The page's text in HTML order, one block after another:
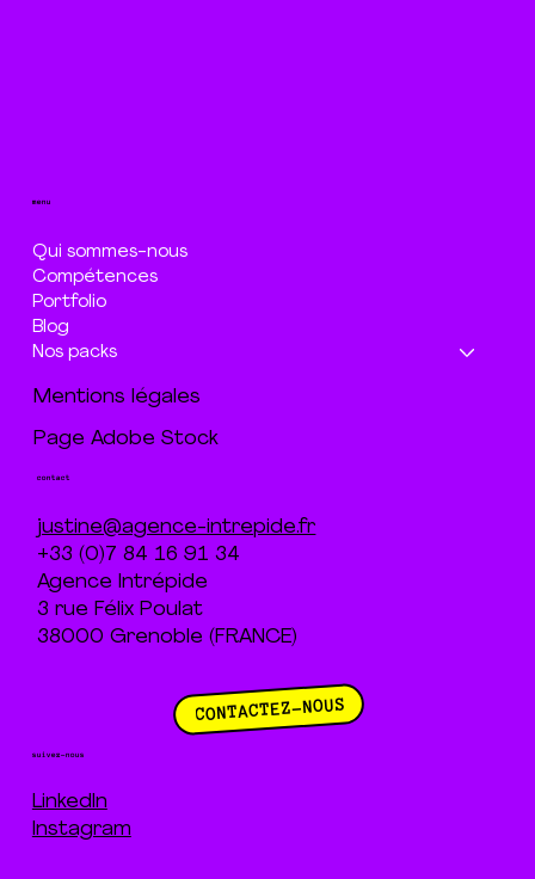
menu
Qui sommes-nous
Compétences
Portfolio
Blog
Nos packs
Mentions légales
Page Adobe Stock
suivez-nous
LinkedIn
Instagram
contact
justine@agence-intrepide.fr
+33 (0)7 84 16 91 34
Agence Intrépide
3 rue Félix Poulat
38000 Grenoble (FRANCE)
CONTACTEZ-NOUS